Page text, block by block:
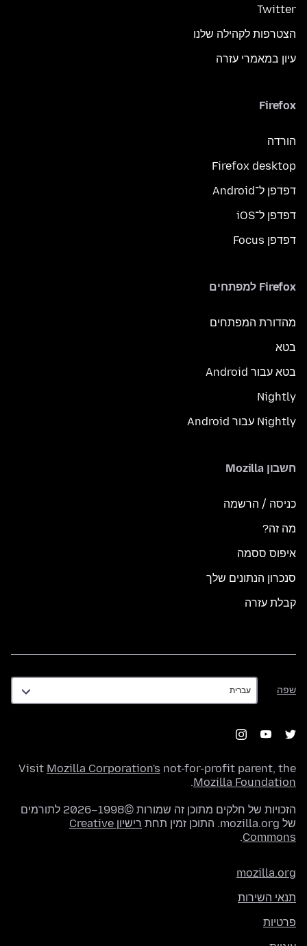
Twitter
הצטרפות לקהילה שלנו
עיון במאמרי עזרה
Firefox
הורדה
Firefox desktop
דפדפן ל־Android
דפדפן ל־iOS
דפדפן Focus
Firefox למפתחים
מהדורת המפתחים
בטא
בטא עבור Android
Nightly
Nightly עבור Android
חשבון Mozilla
כניסה / הרשמה
מה זה?
איפוס ססמה
סנכרון הנתונים שלך
קבלת עזרה
שפה
שפה
Visit Mozilla Corporation's not-for-profit parent, the
Mozilla Foundation
.
הזכויות של חלקים מתוכן זה שמורות ©1998–2026 לתורמים
של mozilla.org. התוכן זמין תחת
רישיון Creative
Commons
.
mozilla.org
תנאי השירות
פרטיות